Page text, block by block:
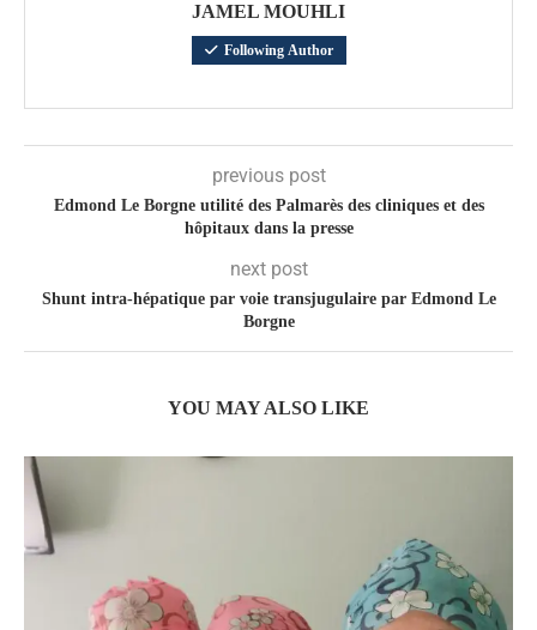
JAMEL MOUHLI
Following Author
previous post
Edmond Le Borgne utilité des Palmarès des cliniques et des
hôpitaux dans la presse
next post
Shunt intra-hépatique par voie transjugulaire par Edmond Le
Borgne
YOU MAY ALSO LIKE